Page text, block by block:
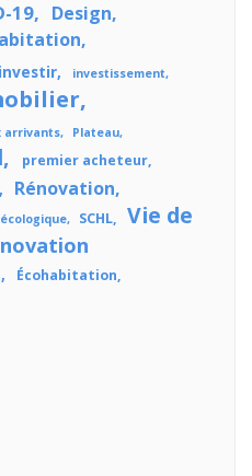
19 Design
investir investissement
arrivants Plateau
premier acheteur
Rénovation
SCHL
Vie de
Écohabitation